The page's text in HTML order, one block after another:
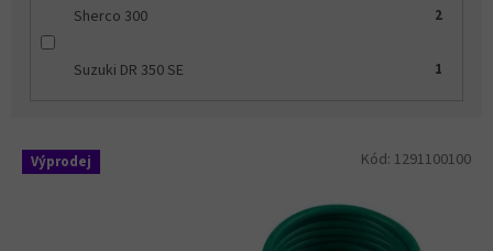
Sherco 300 2
Suzuki DR 350 SE 1
V Výprodej Kód: 1291100100